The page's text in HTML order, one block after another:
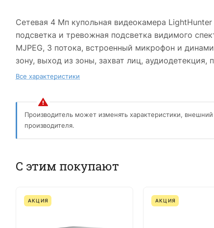
Сетевая 4 Мп купольная видеокамера
подсветка и тревожная подсветка видимого
MJPEG, 3 потока, встроенный микрофон и
зону, выход из зоны, захват лиц,
Все характеристики
Производитель может изменять характеристики,
производителя.
С этим покупают
АКЦИЯ АКЦИЯ